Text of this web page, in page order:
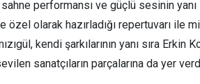
performansı ve güçlü sesinin yanı
özel olarak hazırladığı repertuvarı ile
kendi şarkılarının yanı sıra Erkin
sanatçıların parçalarına da yer
çıktı Usta oyuncu Can